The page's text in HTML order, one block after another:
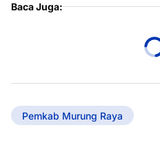
Baca Juga:
Pemkab Murung Raya